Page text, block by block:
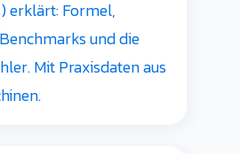
erklärt: Formel,
und die
Mit Praxisdaten aus